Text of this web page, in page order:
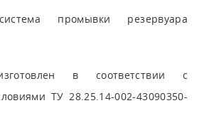
промывки резервуара
в соответствии с
ТУ 28.25.14-002-43090350-